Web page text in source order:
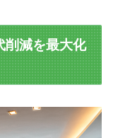
削減を最大化